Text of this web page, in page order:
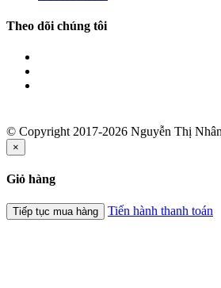
Theo dõi chúng tôi
© Copyright 2017-2026 Nguyễn Thị
×
Giỏ hàng
Tiếp tục mua hàng Tiến hành thanh toán